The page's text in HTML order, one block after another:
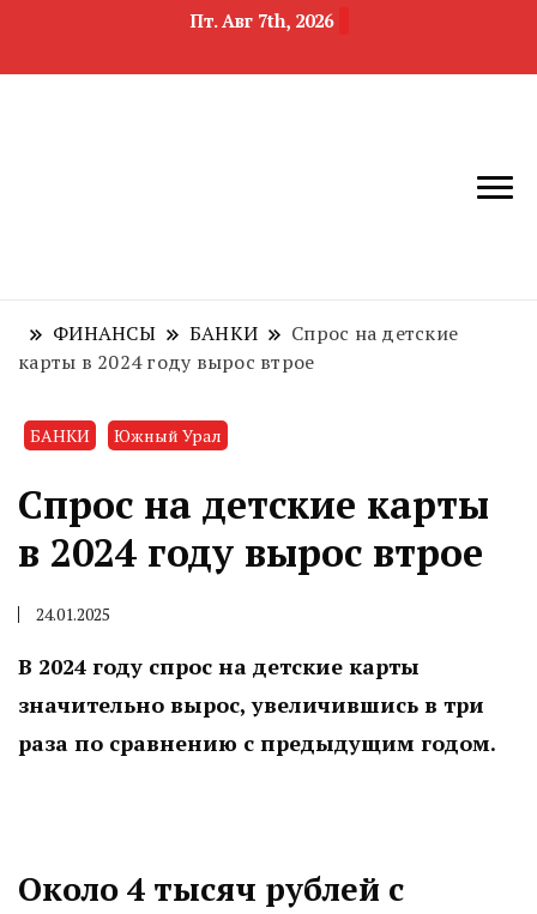
Пт. Авг 7th, 2026
область
ФИНАНСЫ БАНКИ
Спрос на детские
карты в 2024 году вырос втрое
БАНКИ Южный Урал
Спрос на детские карты
в 2024 году вырос втрое
24.01.2025
В 2024 году спрос на детские карты
значительно вырос, увеличившись в три
раза по сравнению с предыдущим годом.
Около 4 тысяч рублей с